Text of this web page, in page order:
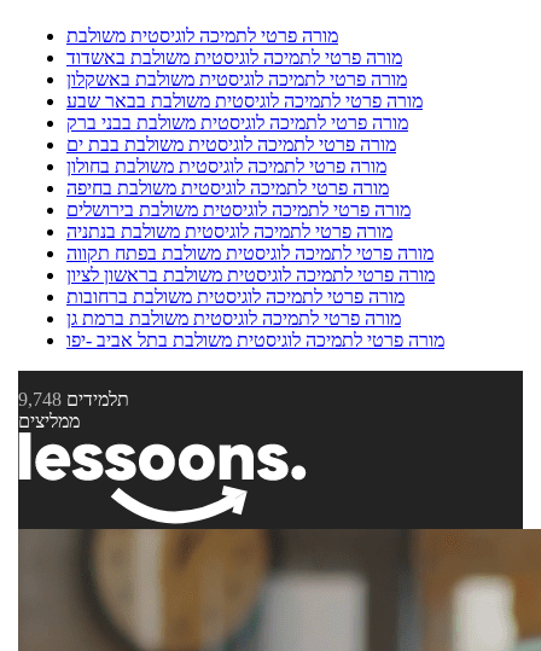
מורה פרטי לתמיכה לוגיסטית משולבת
מורה פרטי לתמיכה לוגיסטית משולבת באשדוד
מורה פרטי לתמיכה לוגיסטית משולבת באשקלון
מורה פרטי לתמיכה לוגיסטית משולבת בבאר שבע
מורה פרטי לתמיכה לוגיסטית משולבת בבני ברק
מורה פרטי לתמיכה לוגיסטית משולבת בבת ים
מורה פרטי לתמיכה לוגיסטית משולבת בחולון
מורה פרטי לתמיכה לוגיסטית משולבת בחיפה
מורה פרטי לתמיכה לוגיסטית משולבת בירושלים
מורה פרטי לתמיכה לוגיסטית משולבת בנתניה
מורה פרטי לתמיכה לוגיסטית משולבת בפתח תקווה
מורה פרטי לתמיכה לוגיסטית משולבת בראשון לציון
מורה פרטי לתמיכה לוגיסטית משולבת ברחובות
מורה פרטי לתמיכה לוגיסטית משולבת ברמת גן
מורה פרטי לתמיכה לוגיסטית משולבת בתל אביב -יפו
9,748 תלמידים
ממליצים